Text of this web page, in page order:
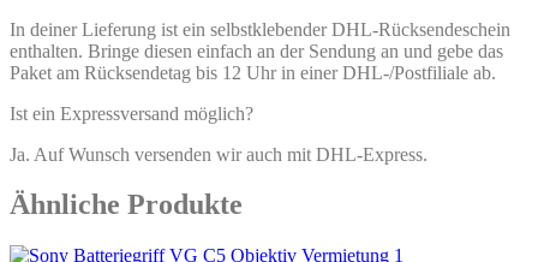
In deiner Lieferung ist ein selbstklebender DHL-Rücksendeschein
enthalten. Bringe diesen einfach an der Sendung an und gebe das
Paket am Rücksendetag bis 12 Uhr in einer DHL-/Postfiliale ab.
Ist ein Expressversand möglich?
Ja. Auf Wunsch versenden wir auch mit DHL-Express.
Ähnliche Produkte